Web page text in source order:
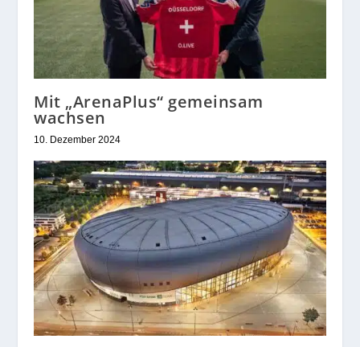
Mit „ArenaPlus“ gemeinsam
wachsen
10. Dezember 2024